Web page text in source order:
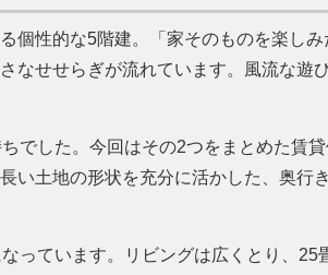
個性的な5階建。 家そのものを楽しみ
なせせらぎが流れています。風流な遊
でした。今回はその2つをまとめた賃
い土地の形状を充分に活かした、奥行
っています。リビングは広くとり、25